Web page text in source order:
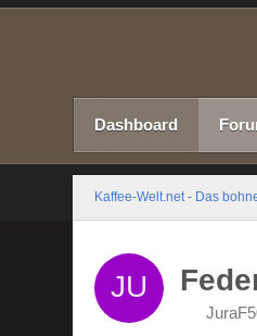
Dashboard
Kaffee-Welt.net - Das